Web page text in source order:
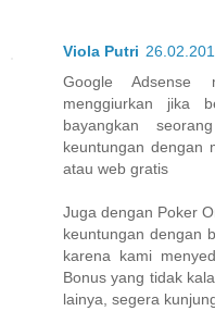
Viola Putri
Google Adsense
menggiurkan jika
bayangkan
keuntungan dengan
atau web gratis
Juga dengan Poker
keuntungan dengan
karena kami
Bonus yang tidak
lainya, segera